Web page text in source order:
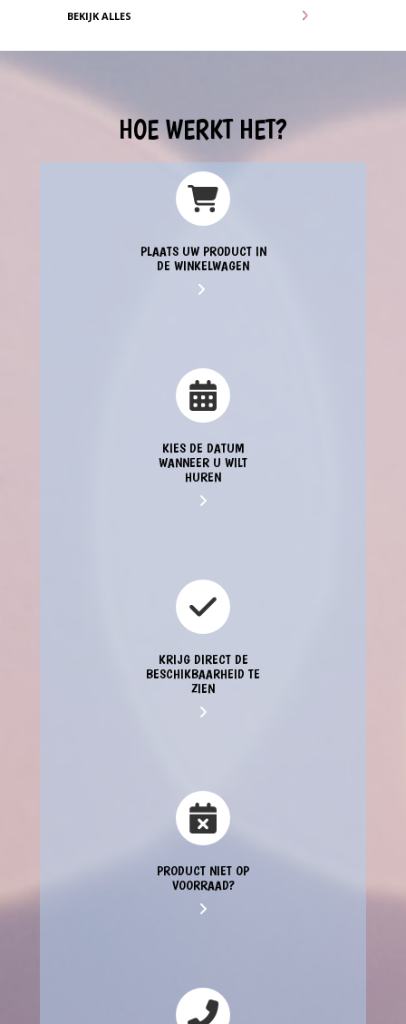
BEKIJK ALLES
HOE WERKT HET?
PLAATS UW PRODUCT IN
DE WINKELWAGEN
KIES DE DATUM
WANNEER U WILT
HUREN
KRIJG DIRECT DE
BESCHIKBAARHEID TE
ZIEN
PRODUCT NIET OP
VOORRAAD?